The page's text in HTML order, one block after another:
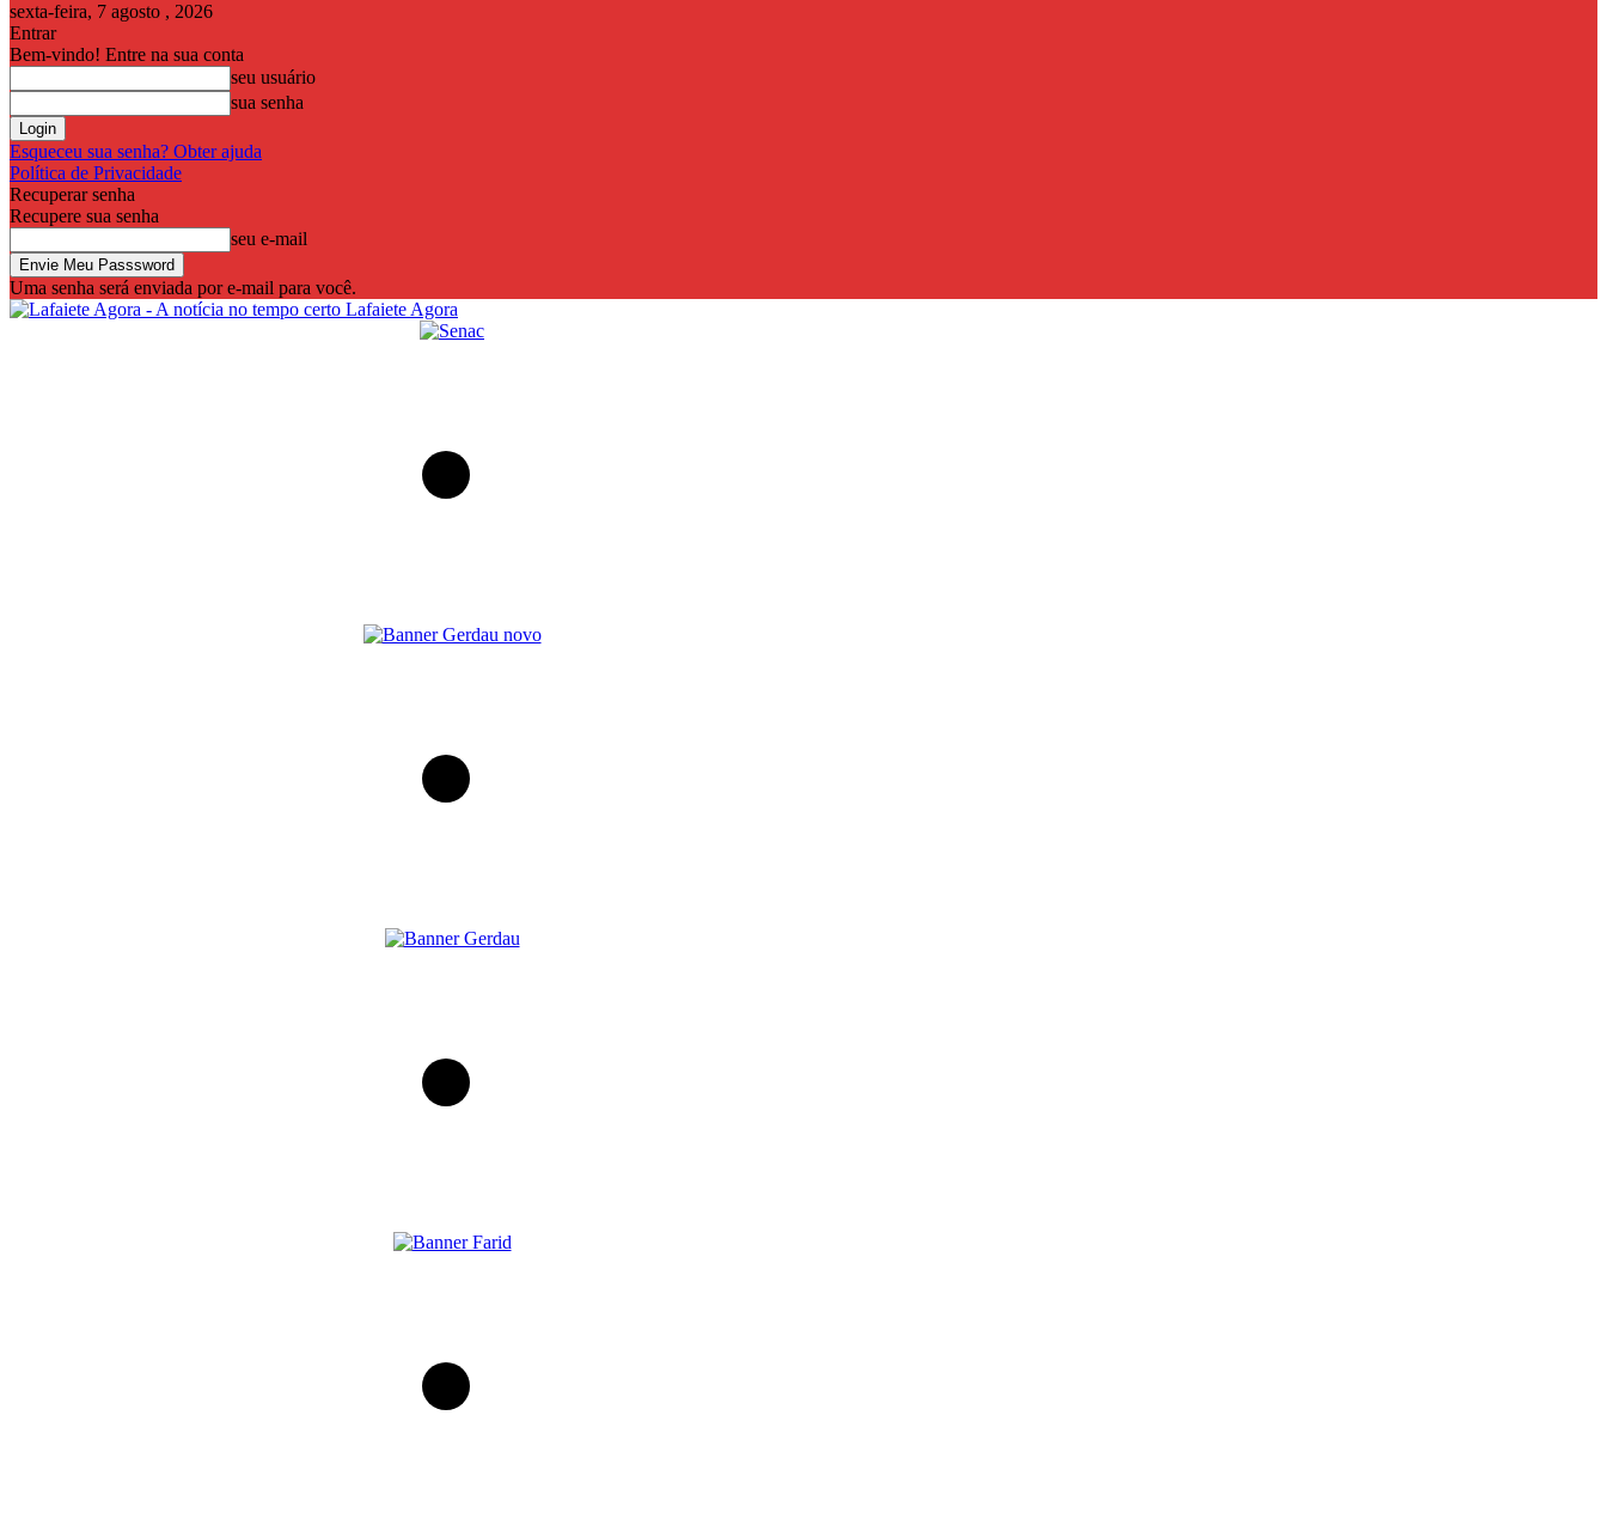
sexta-feira, 7 agosto , 2026
Entrar
Bem-vindo! Entre na sua conta
seu usuário
sua senha
Esqueceu sua senha? Obter ajuda
Política de Privacidade
Recuperar senha
Recupere sua senha
seu e-mail
Uma senha será enviada por e-mail para você.
Lafaiete Agora